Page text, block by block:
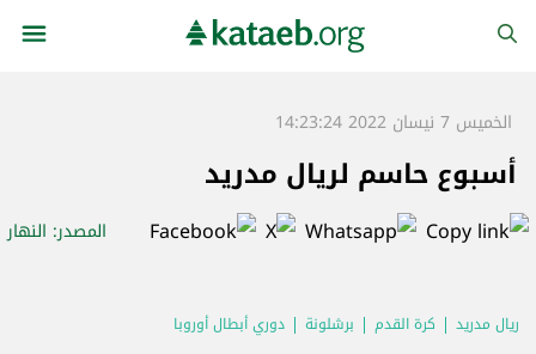
الخميس 7 نيسان 2022 14:23:24
أسبوع حاسم لريال مدريد
المصدر: النهار
ريال مدريد كرة القدم برشلونة دوري أبطال أوروبا